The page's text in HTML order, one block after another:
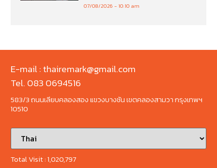
07/08/2026 10:10 am
E-mail : thairemark@gmail.com
Tel. 083 0694516
583/3 ถนนเลียบคลองสอง แขวงบางชัน เขตคลองสามวา กรุงเทพฯ
10510
Total Visit :1,020,797